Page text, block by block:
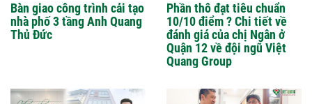
Bàn giao công trình cải tạo
nhà phố 3 tầng Anh Quang
Thủ Đức
Phần thô đạt tiêu chuẩn
10/10 điểm ? Chi tiết về
đánh giá của chị Ngân ở
Quận 12 về đội ngũ Việt
Quang Group